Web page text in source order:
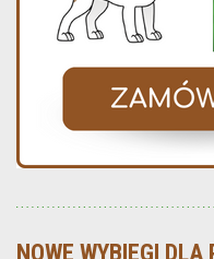
NOWE WYBIEGI DLA